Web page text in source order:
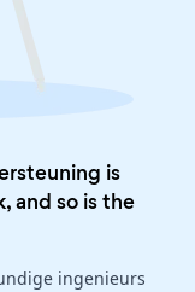
is
and so is the
ingenieurs